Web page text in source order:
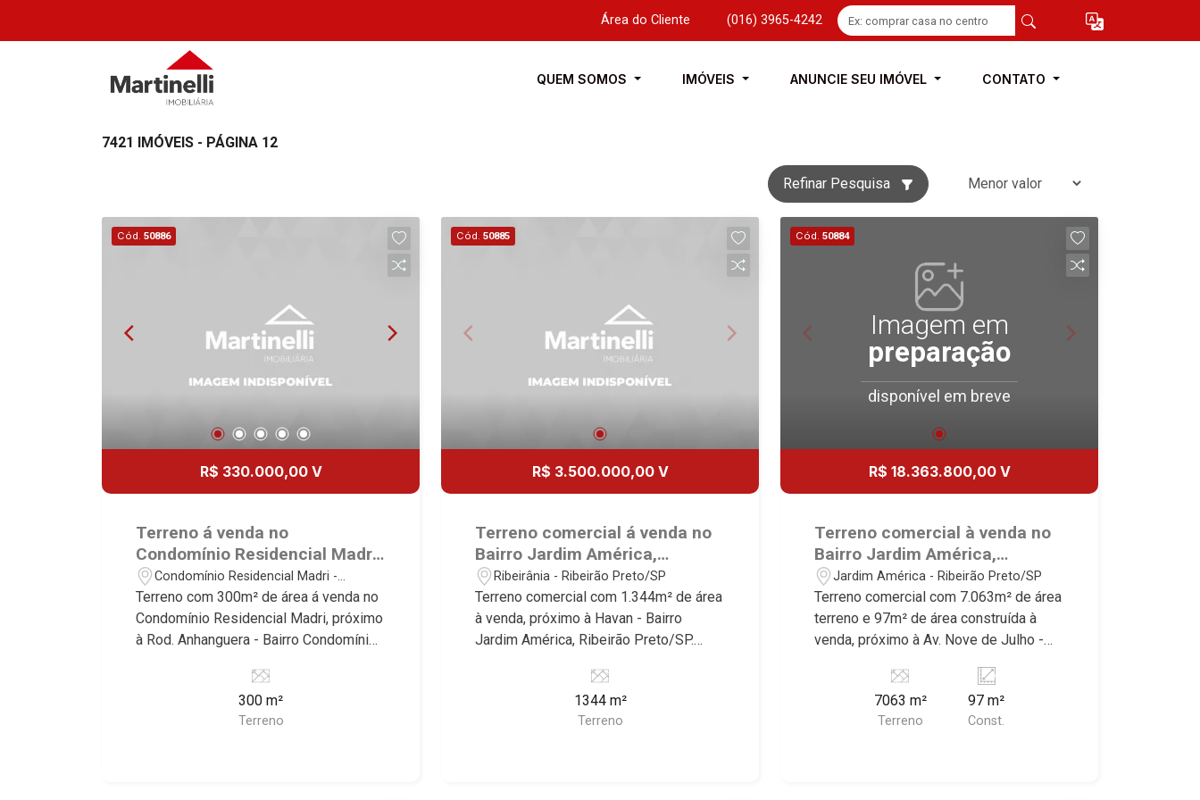
Área do Cliente (016) 3965-4242
QUEM SOMOS IMÓVEIS ANUNCIE SEU IMÓVEL CONTATO
7421 IMÓVEIS - PÁGINA 12
Refinar Pesquisa
Cód. 50886
R$ 330.000,00 V
Terreno á venda no
Condomínio Residencial Madri,
próximo à Rod. Anhanguera -
Ribeirão Preto/SP.
Condomínio Residencial Madri -
Jardinópolis/SP
Terreno com 300m² de área á venda no
Condomínio Residencial Madri, próximo
à Rod. Anhanguera - Bairro Condomínio
Conheça as características deste
imóvel que a Martinelli Imobiliária
selecionou para você: - 300m² de área
300 m²
Terreno
Cód. 50885
R$ 3.500.000,00 V
Terreno comercial á venda no
Bairro Jardim América,
próximo à Havan - Ribeirão
Preto/SP.
Ribeirânia - Ribeirão Preto/SP
Terreno comercial com 1.344m² de área
à venda, próximo à Havan - Bairro
Jardim América, Ribeirão Preto/SP.
imóvel que a Martinelli Imobiliária
selecionou para você: - 1.344m² de
área terreno - Ideal para empresas de
1344 m²
Terreno
Cód. 50884
Imagem em
preparação
disponível em breve
R$ 18.363.800,00 V
Terreno comercial à venda no
Bairro Jardim América,
próximo à Av. Nove de Julho -
Ribeirão Preto/SP.
Jardim América - Ribeirão Preto/SP
Terreno comercial com 7.063m² de área
terreno e 97m² de área construída à
venda, próximo à Av. Nove de Julho -
deste imóvel que a Martinelli
Imobiliária selecionou para você: -
7063 m²
Terreno
97 m²
Const.